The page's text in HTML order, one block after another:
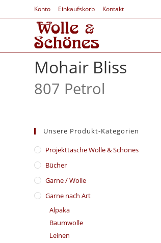
Konto Einkaufskorb Kontakt
Mohair Bliss
807 Petrol
Unsere Produkt-Kategorien
​Projekttasche Wolle & Schönes
Bücher
Garne / Wolle
Garne nach Art
Alpaka
Baumwolle
Leinen